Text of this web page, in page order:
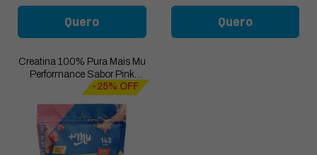
Quero Quero
Creatina 100% Pura Mais Mu
Performance Sabor Pink
Lemonade- Refil 500g
-25% OFF